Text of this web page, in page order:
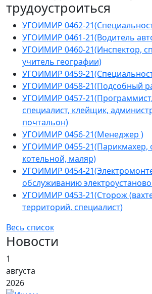
трудоустроиться
УГОИМИР 0462-
УГОИМИР 0461-21(Водитель
УГОИМИР 0460-21(Инспектор,
учитель географии)
УГОИМИР 0459-
УГОИМИР 0458-21(Подсобный
УГОИМИР 0457-
специалист, клейщик,
почтальон)
УГОИМИР 0456-21(Менеджер )
УГОИМИР 0455-21(Парикмахер,
котельной, маляр)
УГОИМИР 0454-
обслуживанию
УГОИМИР 0453-21(Сторож
территорий, специалист)
Весь список
Новости
1
августа
2026